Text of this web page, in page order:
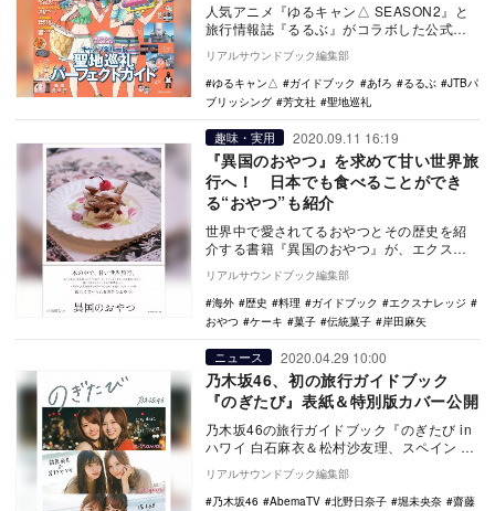
人気アニメ『ゆるキャン△ SEASON2』と
旅行情報誌『るるぶ』がコラボした公式ガ
イドブック『るるぶゆるキャン△
SEASON2…
リアルサウンドブック編集部
ゆるキャン△
ガイドブック あfろ るるぶ
JTBパ
ブリッシング
芳文社 聖地巡礼
趣味・実用 2020.09.11 16:19
『異国のおやつ』を求めて甘い世界旅
行へ！ 日本でも食べることができ
る“おやつ”も紹介
世界中で愛されてるおやつとその歴史を紹
介する書籍『異国のおやつ』が、エクスナ
レッジより9月11日に発売された。 スパ
イスや…
リアルサウンドブック編集部
海外
歴史 料理 ガイドブック
エクスナレッジ
おやつ
ケーキ 菓子 伝統菓子 岸田麻矢
ニュース 2020.04.29 10:00
乃木坂46、初の旅行ガイドブック
『のぎたび』表紙＆特別版カバー公開
乃木坂46の旅行ガイドブック『のぎたび in
ハワイ 白石麻衣＆松村沙友理、スペイン 齋
藤飛鳥＆星野みなみ、ニューカレドニア
堀…
リアルサウンドブック編集部
乃木坂46
AbemaTV 北野日奈子 堀未央奈
齋藤